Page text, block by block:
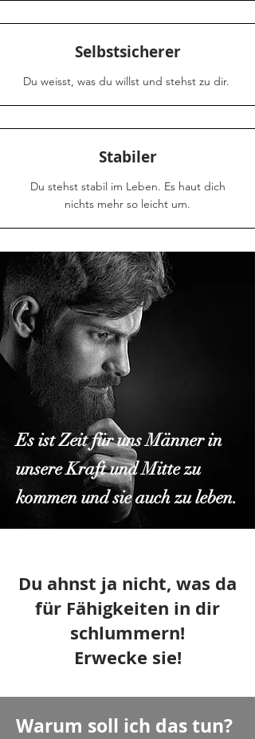
Selbstsicherer
Du weisst, was du willst und stehst zu dir.
Stabiler
Du stehst stabil im Leben. Es haut dich
nichts mehr so leicht um.
Es ist Zeit für uns Männer in
unsere Kraft und Mitte zu
kommen und sie auch zu leben.
Du ahnst ja nicht, was da
für Fähigkeiten in dir
schlummern!
Erwecke sie!
Warum soll ich das tun?